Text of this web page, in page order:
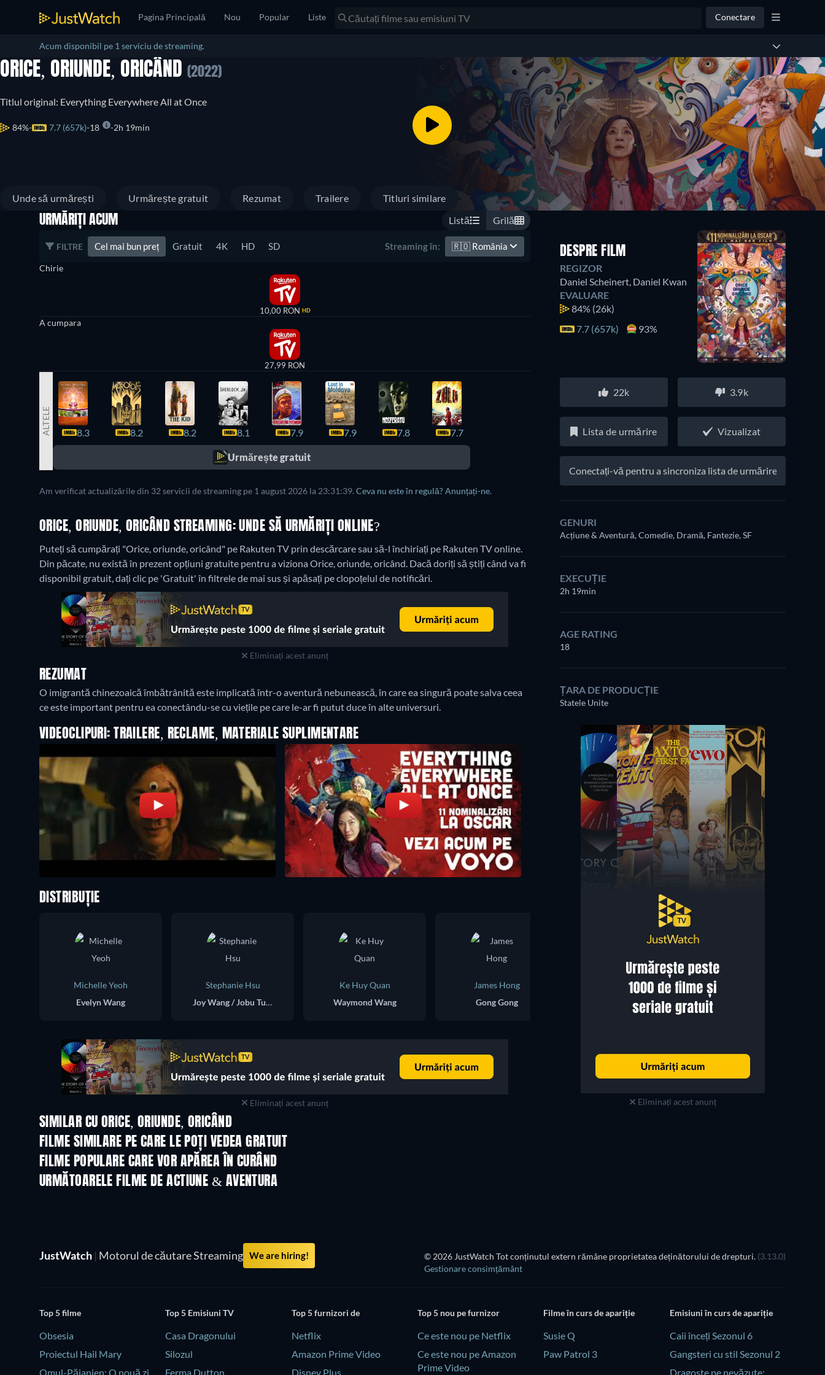
Pagina Principală Nou Popular Liste Conectare
Acum disponibil pe 1 serviciu de streaming.
ORICE, ORIUNDE, ORICÂND (2022)
Titlul original: Everything Everywhere All at Once
84% 7.7 (657k) 18 2h 19min
Unde să urmărești Urmărește gratuit Rezumat Trailere Titluri similare
URMĂRIȚI ACUM Listă Grilă
FILTRE Cel mai bun preț Gratuit 4K HD SD Streaming în: 🇷🇴 România
Chirie
10,00 RON HD
A cumpara
27,99 RON
ALTELE 8.3 8.2 8.2 8.1 7.9 7.9 7.8 7.7
Urmărește gratuit
Am verificat actualizările din 32 servicii de streaming pe 1 august 2026 la 23:31:39. Ceva nu este în regulă? Anunțați-ne.
ORICE, ORIUNDE, ORICÂND STREAMING: UNDE SĂ URMĂRIȚI ONLINE?
Puteți să cumpărați "Orice, oriunde, oricând" pe Rakuten TV prin descărcare sau să-l închiriați pe Rakuten TV online.
Din păcate, nu există în prezent opțiuni gratuite pentru a viziona Orice, oriunde, oricând. Dacă doriți să știți când va fi
disponibil gratuit, dați clic pe 'Gratuit' în filtrele de mai sus și apăsați pe clopoțelul de notificări.
Eliminați acest anunț
REZUMAT
O imigrantă chinezoaică îmbătrânită este implicată într-o aventură nebunească, în care ea singură poate salva ceea
ce este important pentru ea conectându-se cu viețile pe care le-ar fi putut duce în alte universuri.
VIDEOCLIPURI: TRAILERE, RECLAME, MATERIALE SUPLIMENTARE
DESPRE FILM
REGIZOR
Daniel Scheinert, Daniel Kwan
EVALUARE
84% (26k)
7.7 (657k)
93%
22k 3.9k
Lista de urmărire Vizualizat
Conectați-vă pentru a sincroniza lista de urmărire
GENURI
Acțiune & Aventură, Comedie, Dramă, Fantezie, SF
EXECUȚIE
2h 19min
AGE RATING
18
ȚARA DE PRODUCȚIE
Statele Unite
Eliminați acest anunț
DISTRIBUȚIE
Michelle Yeoh
Evelyn Wang
Stephanie Hsu
Joy Wang / Jobu Tupaki
Ke Huy Quan
Waymond Wang
James Hong
Gong Gong
Jamie Lee Curtis
Deirdre Beaubeirdre
Eliminați acest anunț
SIMILAR CU ORICE, ORIUNDE, ORICÂND
FILME SIMILARE PE CARE LE POȚI VEDEA GRATUIT
FILME POPULARE CARE VOR APĂREA ÎN CURÂND
URMĂTOARELE FILME DE ACTIUNE & AVENTURA
JustWatch | Motorul de căutare Streaming We are hiring! © 2026 JustWatch Tot conținutul extern rămâne proprietatea deținătorului de drepturi. (3.13.0)
Gestionare consimțământ
Top 5 filme
Obsesia
Proiectul Hail Mary
Omul-Păianjen: O nouă zi
Top 5 Emisiuni TV
Casa Dragonului
Silozul
Ferma Dutton
Top 5 furnizori de
Netflix
Amazon Prime Video
Disney Plus
Top 5 nou pe furnizor
Ce este nou pe Netflix
Ce este nou pe Amazon
Prime Video
Filme în curs de apariție
Susie Q
Paw Patrol 3
Emisiuni în curs de apariție
Caii înceți Sezonul 6
Gangsteri cu stil Sezonul 2
Dragoste pe nevăzute: